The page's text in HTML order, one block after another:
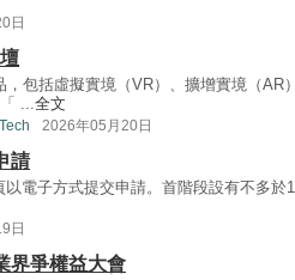
日
，包括虛擬實境（VR）、擴增實境（AR
...全文
2026年05月20日
請
以電子方式提交申請。首階段設有不多於
日
界爭權益大會